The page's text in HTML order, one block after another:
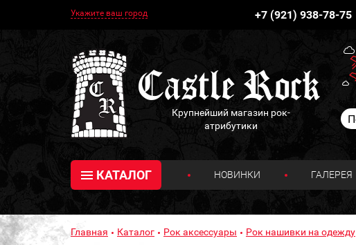
Укажите ваш город +7 (921) 938-78-75
Крупнейший магазин рок-
атрибутики
КАТАЛОГ НОВИНКИ ГАЛЕРЕЯ
Главная Каталог Рок аксессуары Рок нашивки на одежду